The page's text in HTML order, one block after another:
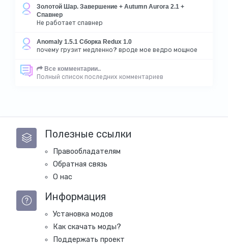
Золотой Шар. Завершение + Autumn Aurora 2.1 +
Спавнер
Не работает спавнер
Anomaly 1.5.1 Сборка Redux 1.0
почему грузит медленно? вроде мое ведро мощное
Все комментарии..
Полный список последних комментариев
Полезные ссылки
Правообладателям
Обратная связь
О нас
Информация
Установка модов
Как скачать моды?
Поддержать проект